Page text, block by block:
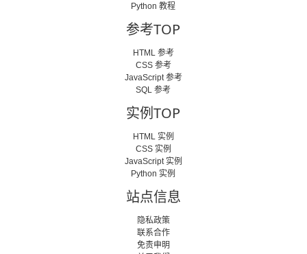
Python 教程
参考TOP
HTML 参考
CSS 参考
JavaScript 参考
SQL 参考
实例TOP
HTML 实例
CSS 实例
JavaScript 实例
Python 实例
站点信息
隐私政策
联系合作
免责申明